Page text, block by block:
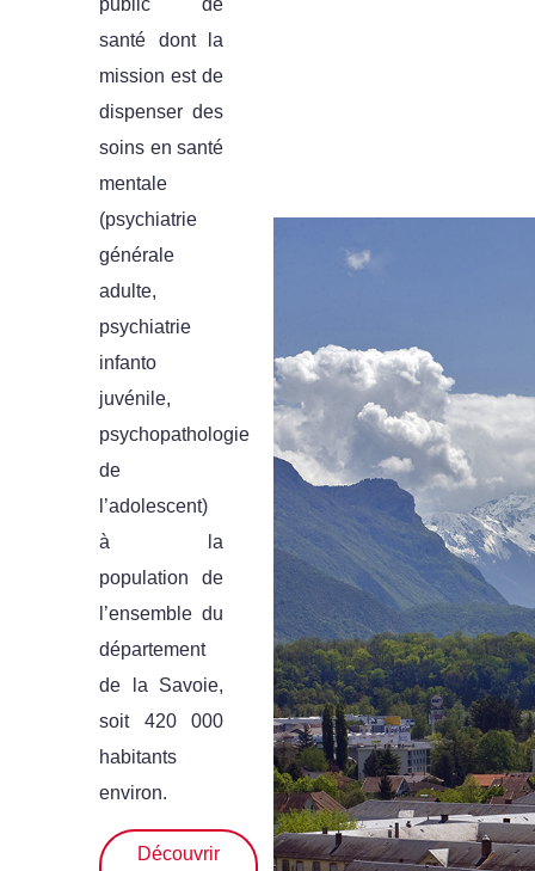
santé dont la
mission est de
dispenser des
soins en santé
mentale
(psychiatrie
générale
adulte,
psychiatrie
infanto
juvénile,
psychopathologie
de
l’adolescent)
à la
population de
l’ensemble du
département
de la Savoie,
soit 420 000
habitants
environ.
Découvrir